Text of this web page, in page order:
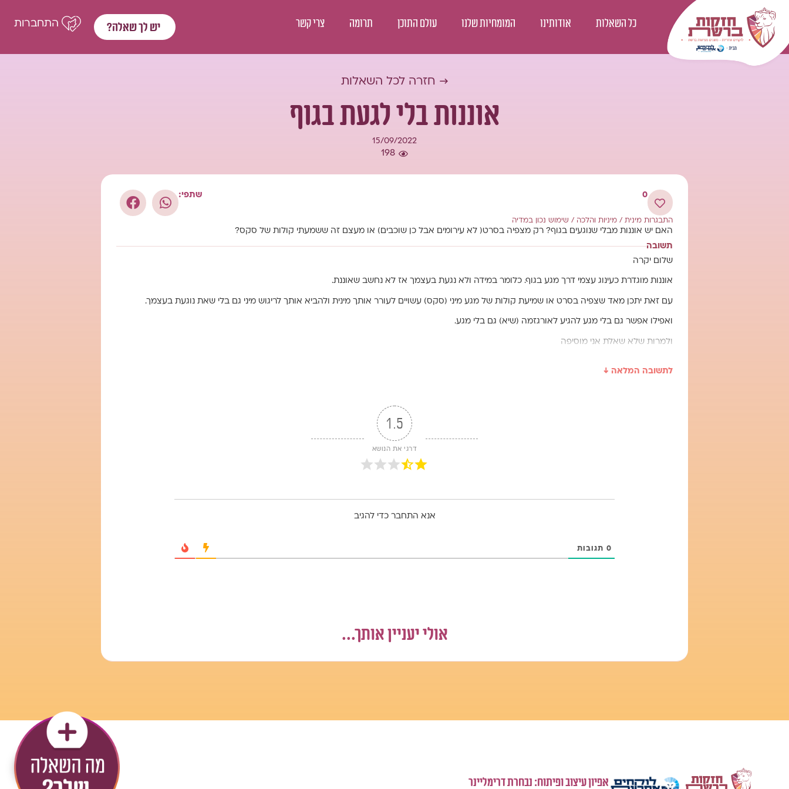
כל השאלות אודותינו המומחיות שלנו עולם התוכן תרומה צרי קשר יש לך שאלה? התחברות
→ חזרה לכל השאלות
אוננות בלי לגעת בגוף
15/09/2022
198
0 שתפי:
התבגרות מינית / מיניות והלכה / שימוש נכון במדיה
האם יש אוננות מבלי שנוגעים בגוף? רק מצפיה בסרט( לא עירומים אבל כן שוכבים) או מעצם זה ששמעתי קולות של סקס?
תשובה
שלום יקרה
אוננות מוגדרת כעינוג עצמי דרך מגע בגוף. כלומר במידה ולא נגעת בעצמך אז לא נחשב שאוננת.
עם זאת יתכן מאד שצפיה בסרט או שמיעת קולות של מגע מיני (סקס) עשויים לעורר אותך מינית ולהביא אותך לריגוש מיני גם בלי שאת נוגעת בעצמך.
ואפילו אפשר גם בלי מגע להגיע לאורגזמה (שיא) גם בלי מגע.
ולמרות שלא שאלת אני מוסיפה
שאם תרגישי מרוגשת מינית ממשהו ששמעת או ראית – תודי לגוף הנהדר שלך על הטוב שצפון בו.
ותגידי לעצמך שאת מנתבת את התשוקה הזו לעתיד טוב ומלא עם בעלך העתידי
לתשובה המלאה ↓
1.5
דרגי את הנושא
אנא התחבר כדי להגיב
0 תגובות
אולי יעניין אותך...
אפיון עיצוב ופיתוח: נבחרת דרימליינר